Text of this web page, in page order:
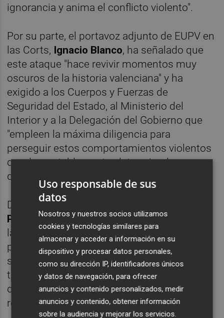
ignorancia y anima el conflicto violento".
Por su parte, el portavoz adjunto de EUPV en
las Corts, Ignacio Blanco, ha señalado que
este ataque "hace revivir momentos muy
oscuros de la historia valenciana" y ha
exigido a los Cuerpos y Fuerzas de
Seguridad del Estado, al Ministerio del
Interior y a la Delegación del Gobierno que
"empleen la máxima diligencia para
perseguir estos comportamientos violentos
que, lamentablemente, determinadas
declaraciones del PP están dando aliento".
Desde el PSPV, su secretario general,
Puig
, ha emitido un comunicado en el que
lamenta este "absurdo e irracional acto,
propio de extremistas" y ha asegurado que
se ha puesto en contacto con Ferrer para
trasladarle todo su apoyo. Asimismo, el
dirigente socialista ha defendido "el trabajo
realizado por la AVL a favor del valenciano".
Uso responsable de sus
datos
Nosotros y nuestros socios utilizamos
cookies y tecnologías similares para
almacenar y acceder a información en su
dispositivo y procesar datos personales,
como su dirección IP, identificadores únicos
y datos de navegación, para ofrecer
anuncios y contenido personalizados, medir
anuncios y contenido, obtener información
sobre la audiencia y mejorar los servicios.